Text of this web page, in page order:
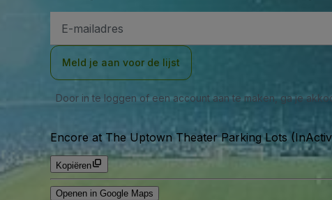
mailadres
Meld je aan voor de lijst
Door in te loggen of een account aan te maken, ga je
Encore at The Uptown Theater Parking Lots
Kopiëren
Openen in Google Maps